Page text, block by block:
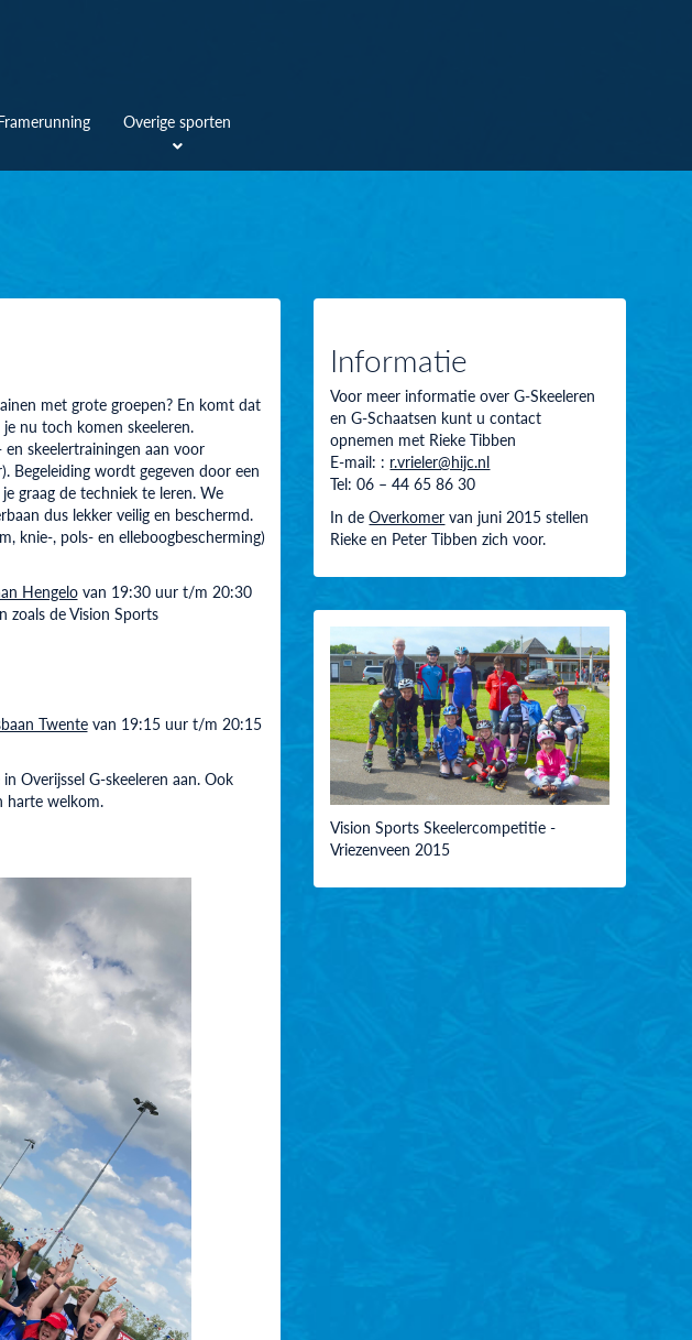
Overige sporten
met grote groepen? En komt dat
nu toch komen skeeleren.
skeelertrainingen aan voor
Begeleiding wordt gegeven door een
graag de techniek te leren. We
dus lekker veilig en beschermd.
knie-, pols- en elleboogbescherming)
Hengelovan 19:30 uur t/m 20:30
zoals de Vision Sports
Twentevan 19:15 uur t/m 20:15
Overijssel G-skeeleren aan. Ook
harte welkom.
Informatie
Voor meer informatie over G-Skeeleren
en G-Schaatsen kunt u contact
opnemen met Rieke Tibben
E-mail: : r.vrieler@hijc.nl
Tel: 06 – 44 65 86 30
In deOverkomer van juni 2015 stellen
Rieke en Peter Tibben zich voor.
Vision Sports Skeelercompetitie -
Vriezenveen 2015